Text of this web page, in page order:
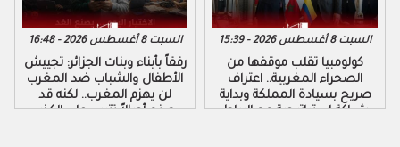
السبت 8 أغسطس 2026 - 16:48
رفقاً بأبناء وبنات الجزائر: تجييش
الأطفال والشباب ضد المغرب
لن يهزم المغرب.. لكنه قد
يصنع أجيالاً تتربى على الكذب
السبت 8 أغسطس 2026 - 15:39
كولومبيا تقلب موقفها من
الصحراء المغربية.. اعتراف
صريح بسيادة المملكة وبداية
شراكة استراتيجية مع الرباط